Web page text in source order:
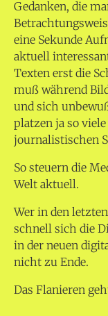
Gedanken, die
eine Sekunde
aktuell
Texten erst die
muß während
und sich
platzen ja so
journalistischen
So steuern die
Welt aktuell.
Wer in den
schnell sich die
in der neuen
nicht zu Ende.
Das Flanieren